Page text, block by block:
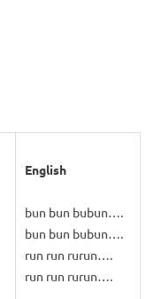
English
bun bun bubun….
bun bun bubun….
run run rurun….
run run rurun….